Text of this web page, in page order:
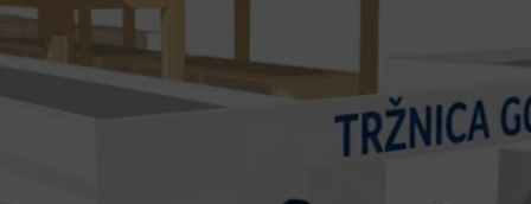
KOMUNALAC
GOSPIĆ
, za Gospić koji